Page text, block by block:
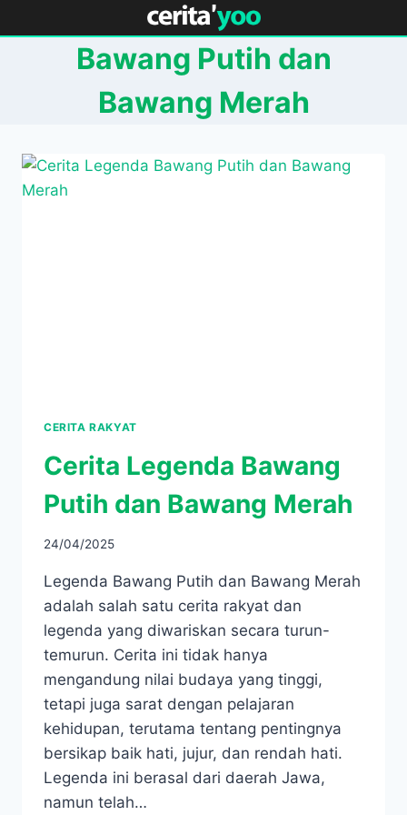
to
Bawang Putih dan
Bawang Merah
CERITA RAKYAT
Cerita Legenda Bawang
Putih dan Bawang Merah
24/04/2025
Legenda Bawang Putih dan Bawang Merah
adalah salah satu cerita rakyat dan
legenda yang diwariskan secara turun-
temurun. Cerita ini tidak hanya
mengandung nilai budaya yang tinggi,
tetapi juga sarat dengan pelajaran
kehidupan, terutama tentang pentingnya
bersikap baik hati, jujur, dan rendah hati.
Legenda ini berasal dari daerah Jawa,
namun telah…